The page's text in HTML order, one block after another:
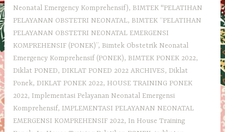
Neonatal Emergency Komprehensif), BIMTEK "PELATIHAN
PELAYANAN OBSTETRI NEONATAL, BIMTEK “PELATIHAN
PELAYANAN OBSTETRI NEONATAL EMERGENSI
KOMPREHENSIF (PONEK)”, Bimtek Obstetrik Neonatal
Emergency Komprehensif (PONEK), BIMTEK PONEK 2022,
Diklat PONED,DIKLAT PONED 2022 ARCHIVES,Diklat
Ponek,DIKLAT PONEK 2022, HOUSE TRAINING PONEK
2022, Implementasi Pelayanan Neonatal Emergensi
Komprehensif, IMPLEMENTASI PELAYANAN NEONATAL
EMERGENSI KOMPREHENSIF 2022, In House Training